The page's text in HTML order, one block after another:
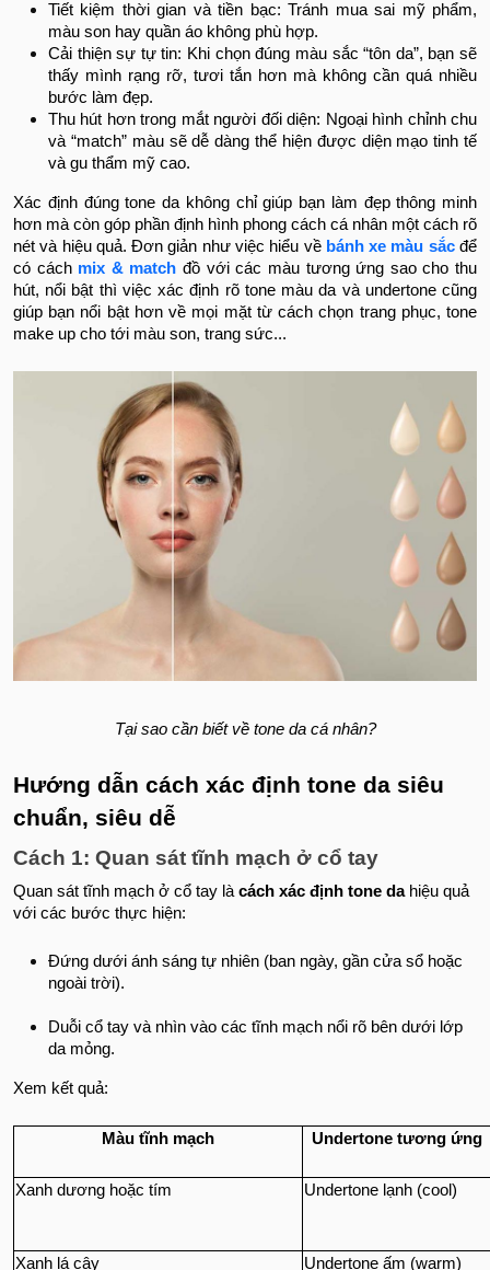
Tiết kiệm thời gian và tiền bạc: Tránh mua sai mỹ phẩm,
màu son hay quần áo không phù hợp.
Cải thiện sự tự tin: Khi chọn đúng màu sắc “tôn da”, bạn sẽ
thấy mình rạng rỡ, tươi tắn hơn mà không cần quá nhiều
bước làm đẹp.
Thu hút hơn trong mắt người đối diện: Ngoại hình chỉnh chu
và “match” màu sẽ dễ dàng thể hiện được diện mạo tinh tế
và gu thẩm mỹ cao.
Xác định đúng tone da không chỉ giúp bạn làm đẹp thông minh
hơn mà còn góp phần định hình phong cách cá nhân một cách rõ
nét và hiệu quả. Đơn giản như việc hiểu về bánh xe màu sắcđể
có cách mix & match đồ với các màu tương ứng sao cho thu
hút, nổi bật thì việc xác định rõ tone màu da và undertone cũng
giúp bạn nổi bật hơn về mọi mặt từ cách chọn trang phục, tone
make up cho tới màu son, trang sức...
Tại sao cần biết về tone da cá nhân?
Hướng dẫn cách xác định tone da siêu
chuẩn, siêu dễ
Cách 1: Quan sát tĩnh mạch ở cổ tay
Quan sát tĩnh mạch ở cổ tay là cách xác định tone dahiệu quả
với các bước thực hiện:
Đứng dưới ánh sáng tự nhiên (ban ngày, gần cửa sổ hoặc
ngoài trời).
Duỗi cổ tay và nhìn vào các tĩnh mạch nổi rõ bên dưới lớp
da mỏng.
Xem kết quả:
Màu tĩnh mạch Undertone tương ứng
Xanh dương hoặc tím Undertone lạnh (cool)
Xanh lá cây Undertone ấm (warm)